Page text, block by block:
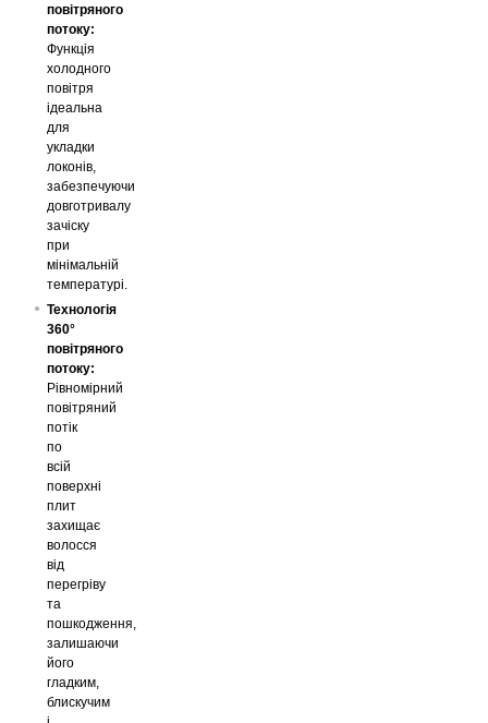
повітряного
потоку:
Функція
холодного
повітря
ідеальна
для
укладки
локонів,
забезпечуючи
довготривалу
зачіску
при
мінімальній
температурі.
Технологія
360°
повітряного
потоку:
Рівномірний
повітряний
потік
по
всій
поверхні
плит
захищає
волосся
від
перегріву
та
пошкодження,
залишаючи
його
гладким,
блискучим